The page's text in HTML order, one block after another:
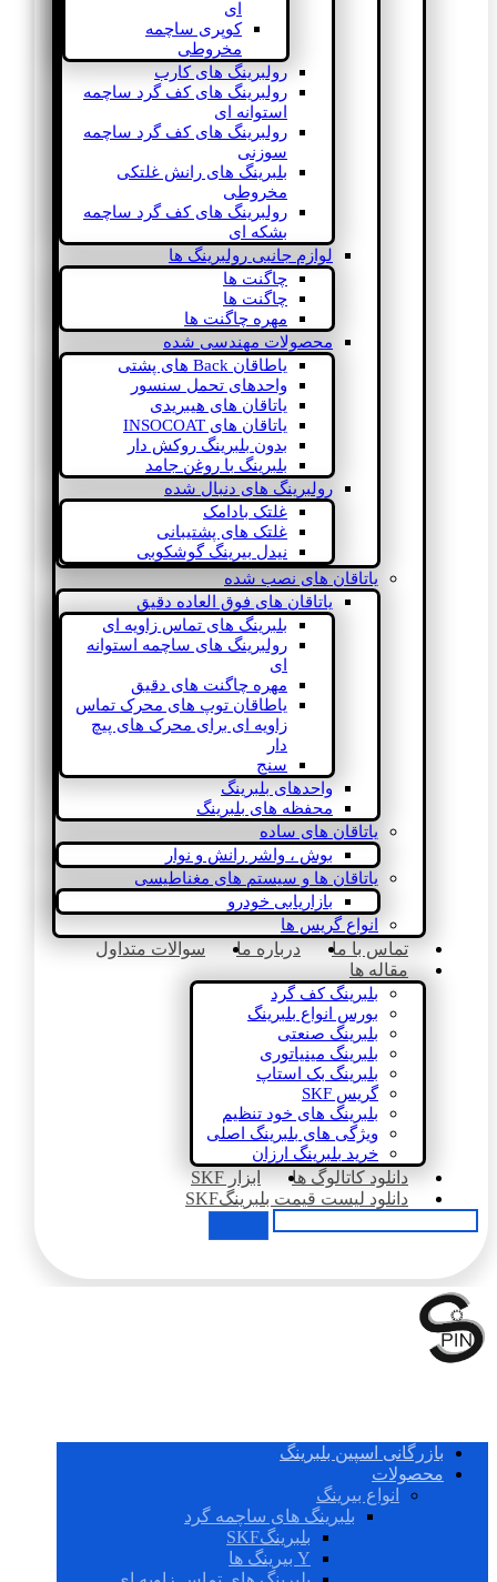
ای
کوپری ساچمه
مخروطی
رولبرینگ های کارب
رولبرینگ های کف گرد ساچمه
استوانه ای
رولبرینگ های کف گرد ساچمه
سوزنی
بلبرینگ های رانش غلتکی
مخروطی
رولبرینگ های کف گرد ساچمه
بشکه ای
لوازم جانبی رولبرینگ ها
چاگنت ها
چاگنت ها
مهره چاگنت ها
محصولات مهندسی شده
یاطاقان Back های پشتی
واحدهای تحمل سنسور
یاتاقان های هیبریدی
یاتاقان های INSOCOAT
بدون بلبرینگ روکش دار
بلبرینگ با روغن جامد
رولبرینگ های دنبال شده
غلتک بادامک
غلتک های پشتیبانی
نیدل بیرینگ گوشکوبی
یاتاقان های نصب شده
یاتاقان های فوق العاده دقیق
بلبرینگ های تماس زاویه ای
رولبرینگ های ساچمه استوانه
ای
مهره چاگنت های دقیق
یاطاقان توپ های محرک تماس
زاویه ای برای محرک های پیچ
دار
سنج
واحدهای بلبرینگ
محفظه های بلبرینگ
یاتاقان های ساده
بوش ، واشر رانش و نوار
یاتاقان ها و سیستم های مغناطیسی
بازاریابی خودرو
انواع گریس ها
تماس با ما درباره ما
سوالات متداول
مقاله ها
بلبرینگ کف گرد
بورس انواع بلبرینگ
بلبرینگ صنعتی
بلبرینگ مینیاتوری
بلبرینگ بک استاپ
گریس SKF
بلبرینگ های خود تنظیم
ویژگی های بلبرینگ اصلی
خرید بلبرینگ ارزان
دانلود کاتالوگ ها
ابزار SKF
دانلود لیست قیمت بلبرینگSKF
بازرگانی اسپین بلبرینگ
محصولات
انواع بیرینگ
بلبرینگ های ساچمه گرد
بلبرینگSKF
Y بیرینگ ها